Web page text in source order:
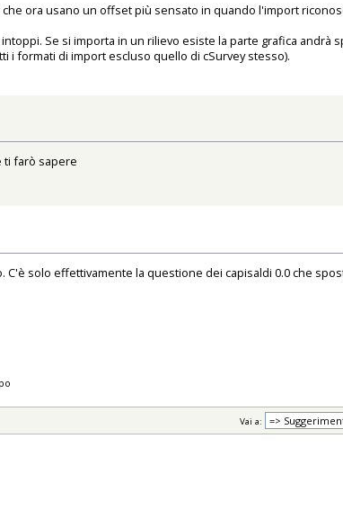
ora usano un offset più sensato in quando l'import
Se si importa in un rilievo esiste la parte grafica andrà
formati di import escluso quello di cSurvey stesso).
ti farò sapere
solo effettivamente la questione dei capisaldi 0.0 che
Vai a: